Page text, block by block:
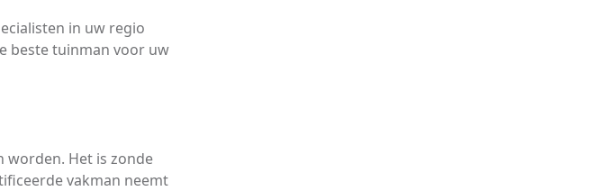
in uw regio
beste tuinman voor uw
worden. Het is zonde
vakman neemt